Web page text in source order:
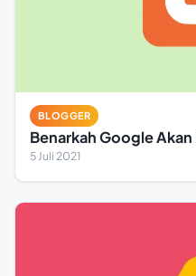
BLOGGER
Benarkah Google
5 Juli 2021